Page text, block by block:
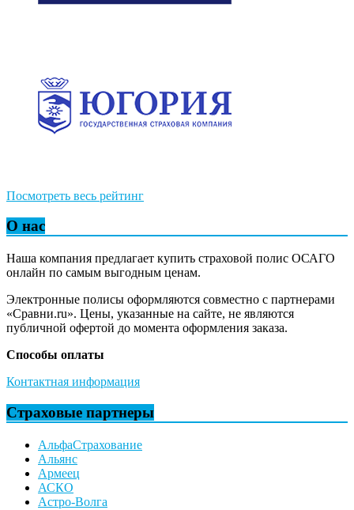
Посмотреть весь рейтинг
О нас
Наша компания предлагает купить страховой полис ОСАГО
онлайн по самым выгодным ценам.
Электронные полисы оформляются совместно с партнерами
«Сравни.ru». Цены, указанные на сайте, не являются
публичной офертой до момента оформления заказа.
Способы оплаты
Контактная информация
Страховые партнеры
АльфаСтрахование
Альянс
Армеец
АСКО
Астро-Волга